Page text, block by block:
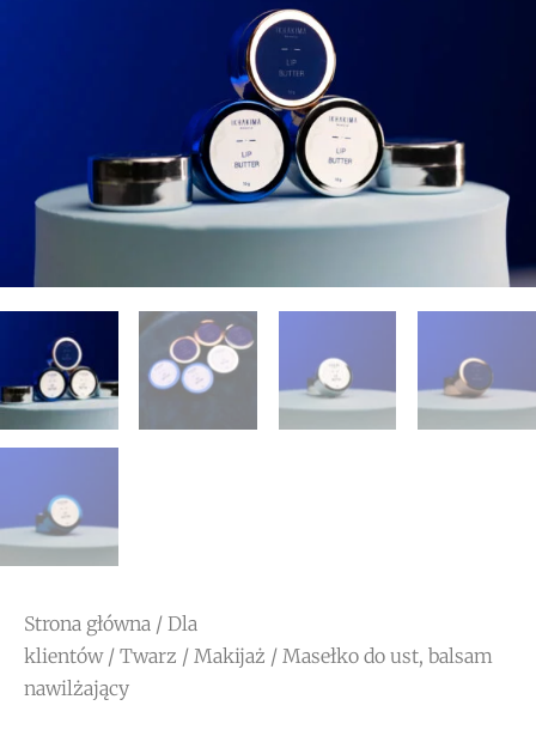
Strona główna / Dla
klientów/ Twarz / Makijaż / Masełko do ust, balsam
nawilżający